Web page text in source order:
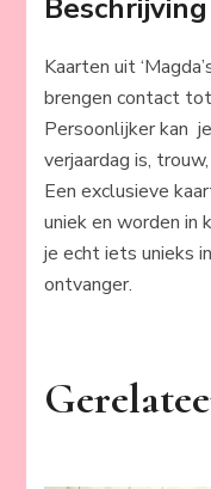
Beschrijving
Kaarten uit
brengen contact
Persoonlijker kan
verjaardag is,
Een exclusieve
uniek en worden in
je echt iets unieks
ontvanger.